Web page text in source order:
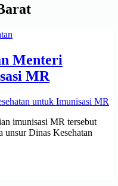
Menteri
MR
imunisasi MR tersebut
unsur Dinas Kesehatan